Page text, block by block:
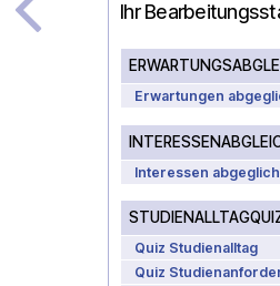
Ihr
Erwartungen
Interessen
Quiz Studienalltag
Quiz